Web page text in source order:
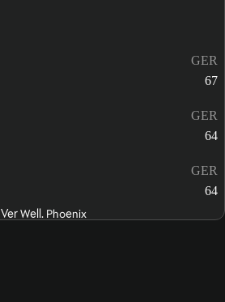
GER
67
GER
64
GER
64
Ver Well. Phoenix